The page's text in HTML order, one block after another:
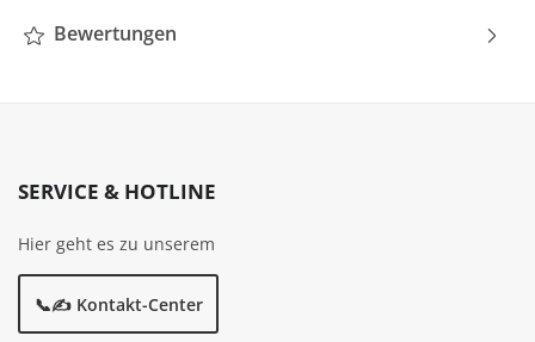
Bewertungen
SERVICE & HOTLINE
Hier geht es zu unserem
📞✍️ Kontakt-Center